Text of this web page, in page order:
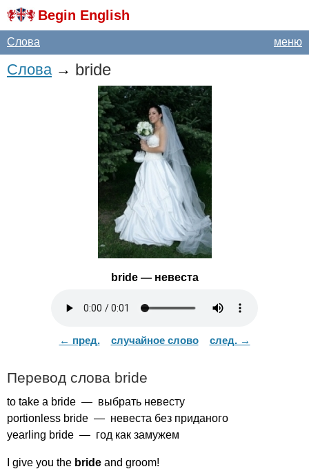
Begin English
меню
Слова
Слова→ bride
bride— невеста
← пред. случайное слово след. →
Перевод слова bride
to take a bride — выбрать невесту
portionless bride — невеста без приданого
yearling bride — год как замужем
give you the bride and groom!